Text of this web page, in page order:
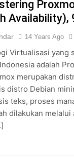
14 Years Ago
Virtualisasi yang
adalah
merupakan
distro Debian
teks, proses
dilakukan